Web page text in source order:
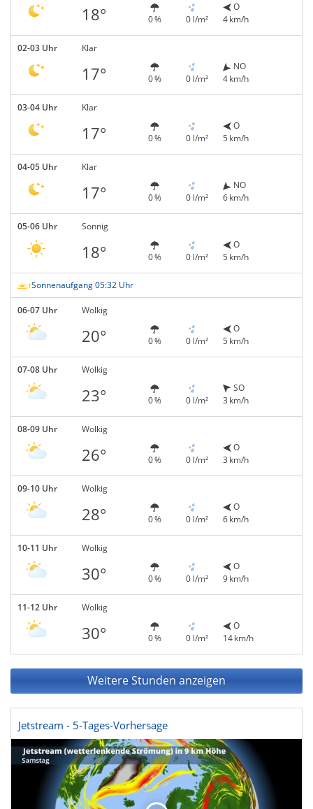
18° 0 % 0 l/m²
O
4 km/h
02-03 Uhr Klar
17° 0 % 0 l/m²
NO
4 km/h
03-04 Uhr Klar
17° 0 % 0 l/m²
O
5 km/h
04-05 Uhr Klar
17° 0 % 0 l/m²
NO
6 km/h
05-06 Uhr Sonnig
18° 0 % 0 l/m²
O
5 km/h
Sonnenaufgang 05:32 Uhr
06-07 Uhr Wolkig
20° 0 % 0 l/m²
O
5 km/h
07-08 Uhr Wolkig
23° 0 % 0 l/m²
SO
3 km/h
08-09 Uhr Wolkig
26° 0 % 0 l/m²
O
3 km/h
09-10 Uhr Wolkig
28° 0 % 0 l/m²
O
6 km/h
10-11 Uhr Wolkig
30° 0 % 0 l/m²
O
9 km/h
11-12 Uhr Wolkig
30° 0 % 0 l/m²
O
14 km/h
Weitere Stunden anzeigen
Jetstream - 5-Tages-Vorhersage